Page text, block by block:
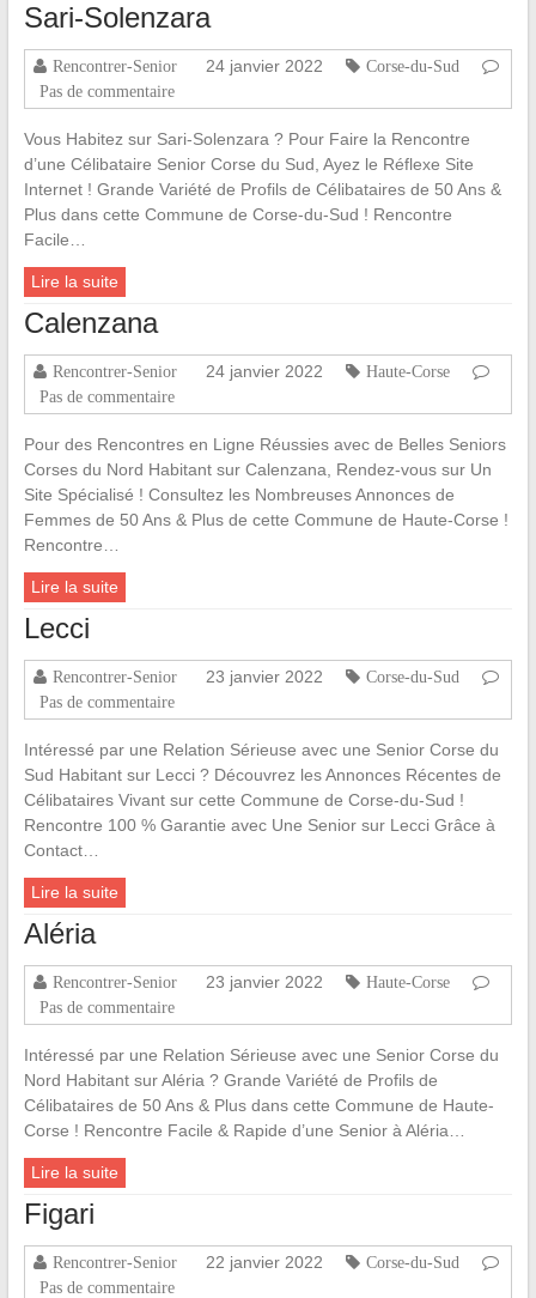
Sari-Solenzara
Rencontrer-Senior 24 janvier 2022
Corse-du-Sud
Pas de commentaire
Vous Habitez sur Sari-Solenzara ? Pour Faire la Rencontre
d’une Célibataire Senior Corse du Sud, Ayez le Réflexe Site
Internet ! Grande Variété de Profils de Célibataires de 50 Ans &
Plus dans cette Commune de Corse-du-Sud ! Rencontre
Facile…
Lire la suite
Calenzana
Rencontrer-Senior 24 janvier 2022
Haute-Corse
Pas de commentaire
Pour des Rencontres en Ligne Réussies avec de Belles Seniors
Corses du Nord Habitant sur Calenzana, Rendez-vous sur Un
Site Spécialisé ! Consultez les Nombreuses Annonces de
Femmes de 50 Ans & Plus de cette Commune de Haute-Corse !
Rencontre…
Lire la suite
Lecci
Rencontrer-Senior 23 janvier 2022
Corse-du-Sud
Pas de commentaire
Intéressé par une Relation Sérieuse avec une Senior Corse du
Sud Habitant sur Lecci ? Découvrez les Annonces Récentes de
Célibataires Vivant sur cette Commune de Corse-du-Sud !
Rencontre 100 % Garantie avec Une Senior sur Lecci Grâce à
Contact…
Lire la suite
Aléria
Rencontrer-Senior 23 janvier 2022
Haute-Corse
Pas de commentaire
Intéressé par une Relation Sérieuse avec une Senior Corse du
Nord Habitant sur Aléria ? Grande Variété de Profils de
Célibataires de 50 Ans & Plus dans cette Commune de Haute-
Corse ! Rencontre Facile & Rapide d’une Senior à Aléria…
Lire la suite
Figari
Rencontrer-Senior 22 janvier 2022
Corse-du-Sud
Pas de commentaire